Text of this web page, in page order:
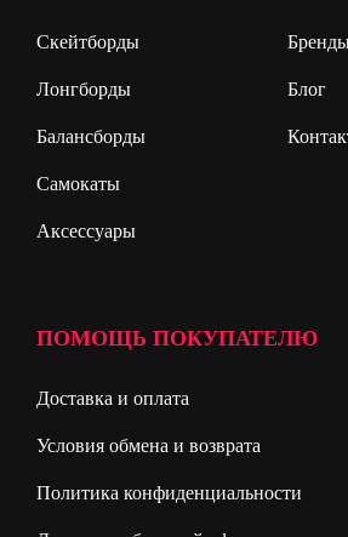
Скейтборды
Лонгборды
Балансборды
Самокаты
Аксессуары
Блог
ПОМОЩЬ ПОКУПАТЕЛЮ
Доставка и оплата
Условия обмена и возврата
Политика конфиденциальности